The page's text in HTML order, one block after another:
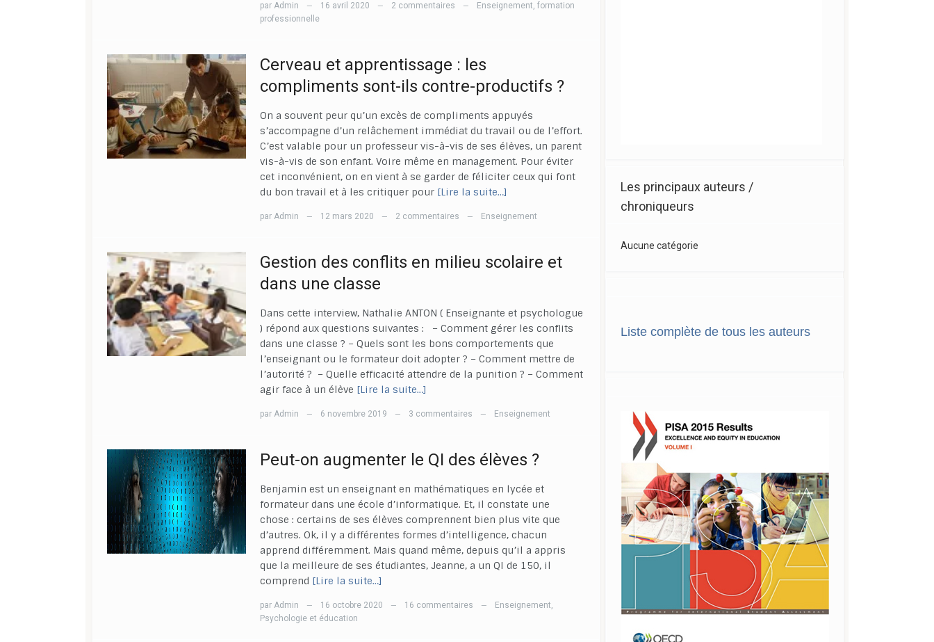
par Admin — 16 avril 2020 — 2 commentaires — Enseignement, formation
professionnelle
Cerveau et apprentissage : les
compliments sont-ils contre-productifs ?
On a souvent peur qu’un excès de compliments appuyés
s’accompagne d’un relâchement immédiat du travail ou de l’effort.
C’est valable pour un professeur vis-à-vis de ses élèves, un parent
vis-à-vis de son enfant. Voire même en management. Pour éviter
cet inconvénient, on en vient à se garder de féliciter ceux qui font
du bon travail et à les critiquer pour [Lire la suite…]
par Admin — 12 mars 2020 — 2 commentaires — Enseignement
Gestion des conflits en milieu scolaire et
dans une classe
Dans cette interview, Nathalie ANTON ( Enseignante et psychologue
) répond aux questions suivantes : – Comment gérer les conflits
dans une classe ? – Quels sont les bons comportements que
l’enseignant ou le formateur doit adopter ? – Comment mettre de
l’autorité ? – Quelle efficacité attendre de la punition ? – Comment
agir face à un élève [Lire la suite…]
par Admin — 6 novembre 2019 — 3 commentaires — Enseignement
Peut-on augmenter le QI des élèves ?
Benjamin est un enseignant en mathématiques en lycée et
formateur dans une école d’informatique. Et, il constate une
chose : certains de ses élèves comprennent bien plus vite que
d’autres. Ok, il y a différentes formes d’intelligence, chacun
apprend différemment. Mais quand même, depuis qu’il a appris
que la meilleure de ses étudiantes, Jeanne, a un QI de 150, il
comprend [Lire la suite…]
par Admin — 16 octobre 2020 — 16 commentaires — Enseignement,
Psychologie et éducation
Les principaux auteurs /
chroniqueurs
Aucune catégorie
Liste complète de tous les auteurs